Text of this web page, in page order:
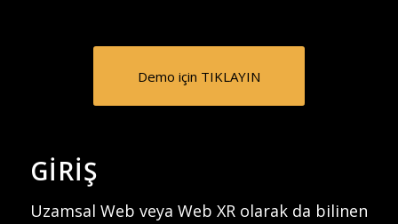
Demo için TIKLAYIN
GIRIŞ
Uzamsal Web veya Web XR olarak da bilinen